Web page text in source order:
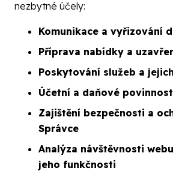
nezbytné účely:
Komunikace a vyřizování
Příprava nabídky a
Poskytování služeb a
Účetní a daňové
Zajištění bezpečnosti a
Správce
Analýza návštěvnosti
jeho funkčnosti